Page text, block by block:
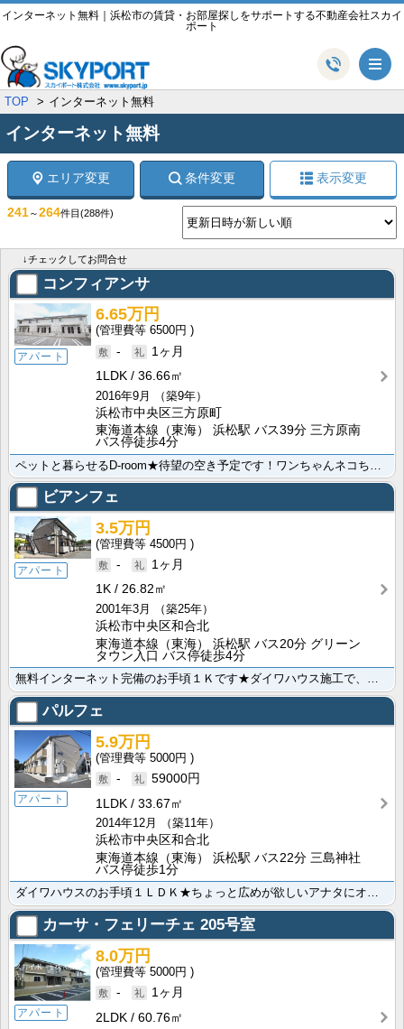
インターネット無料｜浜松市の賃貸・お部屋探しをサポートする不動産会社スカイ
ポート
TOP インターネット無料
インターネット無料
エリア変更 条件変更 表示変更
241～264件目 (288件)
↓チェックしてお問合せ
コンフィアンサ
アパート
6.65万円
6500円
-
1ヶ月
1LDK
36.66㎡
2016年9月
（築9年）
浜松市中央区三方原町
東海道本線（東海） 浜松駅 バス39分 三方原南
バス停徒歩4分
ペットと暮らせるD-room★待望の空き予定です！ワンちゃんネコちゃんも喜ぶ、キレイなお部屋で、新生･･･
ビアンフェ
アパート
3.5万円
4500円
-
1ヶ月
1K
26.82㎡
2001年3月
（築25年）
浜松市中央区和合北
東海道本線（東海） 浜松駅 バス20分 グリーン
タウン入口 バス停徒歩4分
無料インターネット完備のお手頃１Ｋです★ダイワハウス施工で、造りの良さは折り紙付き♪嬉しい温水洗浄便･･･
パルフェ
アパート
5.9万円
5000円
-
59000円
1LDK
33.67㎡
2014年12月
（築11年）
浜松市中央区和合北
東海道本線（東海） 浜松駅 バス22分 三島神社
バス停徒歩1分
ダイワハウスのお手頃１ＬＤＫ★ちょっと広めが欲しいアナタにオススメです。嬉しい無料インターネット完備･･･
カーサ・フェリーチェ 205号室
アパート
8.0万円
5000円
-
1ヶ月
2LDK
60.76㎡